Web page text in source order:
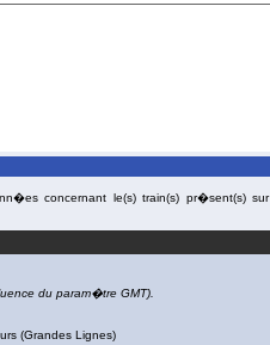
concernant le(s) train(s) pr�sent(s)
du param�tre GMT).
(Grandes Lignes)